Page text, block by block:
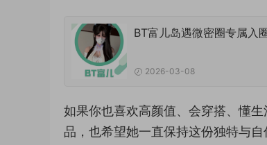
BT富儿岛遇微密圈专属入
2026-03-08
如果你也喜欢高颜值、会穿搭、懂
品，也希望她一直保持这份独特与自